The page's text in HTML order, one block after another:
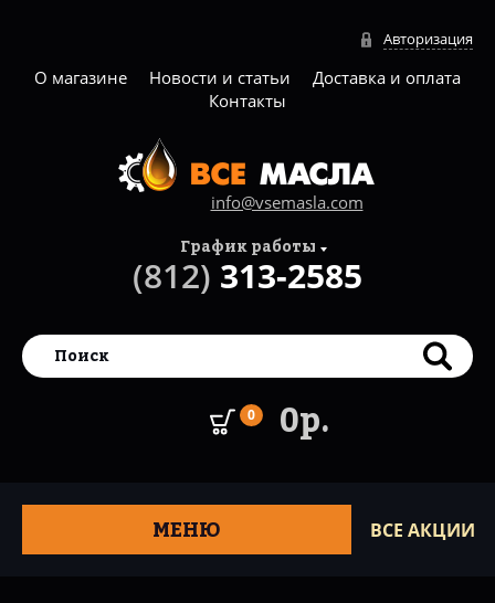
Авторизация
О магазине Новости и статьи
Доставка и оплата
Контакты
info@vsemasla.com
0 0р.
График работы
(812) 313-2585
МЕНЮ ВСЕ АКЦИИ